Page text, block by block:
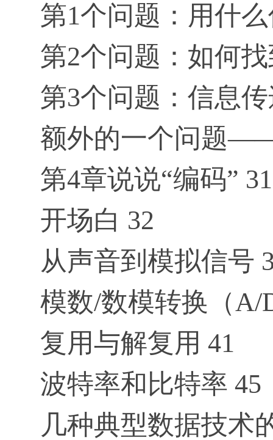
第1个问题：用什
第2个问题：如何
第3个问题：信息
额外的一个问题
第4章说说“编码” 31
开场白 32
从声音到模拟信号
模数/数模转换（A/
复用与解复用 41
波特率和比特率 45
几种典型数据技术